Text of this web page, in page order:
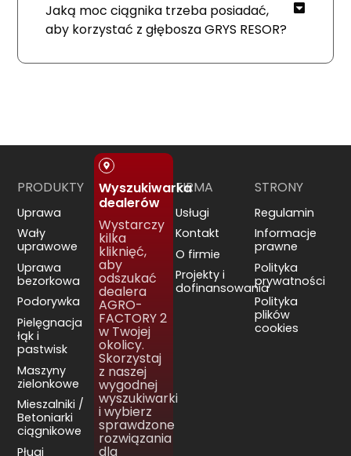
Jaką moc ciągnika trzeba posiadać,
aby korzystać z głębosza GRYS RESOR?
FIRMA
Usługi
Kontakt
O firmie
Projekty i
dofinansowania
STRONY
Regulamin
Informacje
prawne
Polityka
prywatności
Polityka
plików
cookies
PRODUKTY
Uprawa
Wały
uprawowe
Uprawa
bezorkowa
Podorywka
Pielęgnacja
łąk i
pastwisk
Maszyny
zielonkowe
Mieszalniki /
Betoniarki
ciągnikowe
Pługi
Wyszukiwarka
dealerów
Wystarczy
kilka
kliknięć,
aby
odszukać
dealera
AGRO-
FACTORY 2
w Twojej
okolicy.
Skorzystaj
z naszej
wygodnej
wyszukiwarki
i wybierz
sprawdzone
rozwiązania
dla